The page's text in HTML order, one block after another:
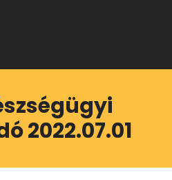
2022.07.01